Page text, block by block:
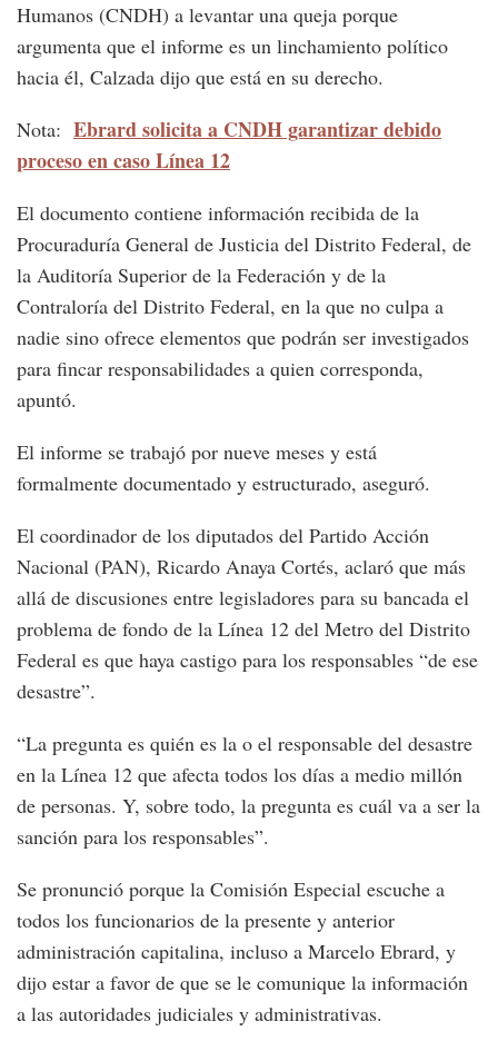
Humanos (CNDH) a levantar una queja porque
argumenta que el informe es un linchamiento político
hacia él, Calzada dijo que está en su derecho.
Nota: Ebrard solicita a CNDH garantizar debido
proceso en caso Línea 12
El documento contiene información recibida de la
Procuraduría General de Justicia del Distrito Federal, de
la Auditoría Superior de la Federación y de la
Contraloría del Distrito Federal, en la que no culpa a
nadie sino ofrece elementos que podrán ser investigados
para fincar responsabilidades a quien corresponda,
apuntó.
El informe se trabajó por nueve meses y está
formalmente documentado y estructurado, aseguró.
El coordinador de los diputados del Partido Acción
Nacional (PAN), Ricardo Anaya Cortés, aclaró que más
allá de discusiones entre legisladores para su bancada el
problema de fondo de la Línea 12 del Metro del Distrito
Federal es que haya castigo para los responsables “de ese
desastre”.
“La pregunta es quién es la o el responsable del desastre
en la Línea 12 que afecta todos los días a medio millón
de personas. Y, sobre todo, la pregunta es cuál va a ser la
sanción para los responsables”.
Se pronunció porque la Comisión Especial escuche a
todos los funcionarios de la presente y anterior
administración capitalina, incluso a Marcelo Ebrard, y
dijo estar a favor de que se le comunique la información
a las autoridades judiciales y administrativas.